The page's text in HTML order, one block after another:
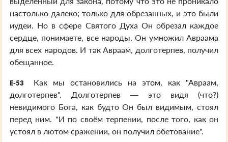
настолько далеко; только для обрезанных, и это были
иудеи. Но в сфере Святого Духа Он обрезал каждое
сердце, понимаете, все народы. Он умножил Авраама
для всех народов. И так Авраам, долготерпев, получил
обещанное.
E-53
Как мы остановились на этом, как "Авраам,
долготерпев". Долготерпев — это видя (что?)
невидимого Бога, как будто Он был видимым, стоял
перед ним. "И по своём терпении, после того, как он
устоял в лютом сражении, он получил обетование".